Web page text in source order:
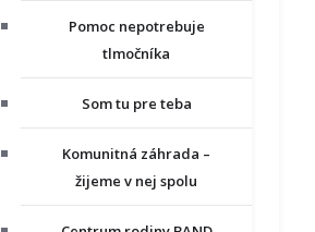
Pomoc nepotrebuje
tlmočníka
Som tu pre teba
Komunitná záhrada –
žijeme v nej spolu